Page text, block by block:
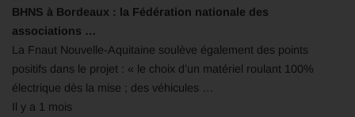
BHNS à Bordeaux : la Fédération nationale des
associations …
La Fnaut Nouvelle-Aquitaine soulève également des points
positifs dans le projet : « le choix d’un matériel roulant 100%
électrique dès la mise ; des véhicules …
Il y a 1 mois